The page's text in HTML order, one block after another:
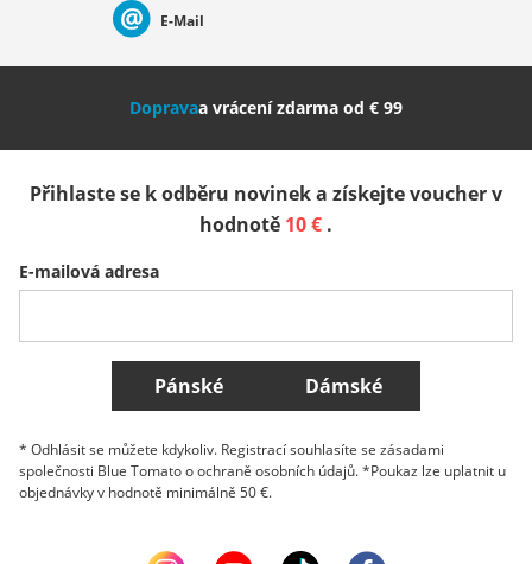
Nederland Italia (Italiano) Italien (Deutsch)
Slovenija
Belgique (Français) Danmark Norge
Všechny země
E-Mail
Dopravaa vrácení zdarma od € 99
Přihlaste se k odběru novinek a získejte voucher v
hodnotě 10 € .
E-mailová adresa
Pánské Dámské
* Odhlásit se můžete kdykoliv. Registrací souhlasíte se zásadami
společnosti Blue Tomato o ochraně osobních údajů. *Poukaz lze uplatnit u
objednávky v hodnotě minimálně 50 €.